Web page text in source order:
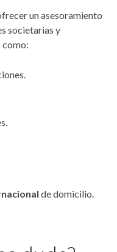
un asesoramiento
societarias y
como:
de domicilio.